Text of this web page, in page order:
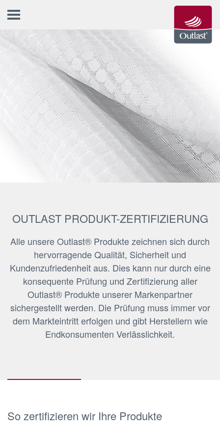
OUTLAST PRODUKT-ZERTIFIZIERUNG
Alle unsere Outlast® Produkte zeichnen sich durch
hervorragende Qualität, Sicherheit und
Kundenzufriedenheit aus. Dies kann nur durch eine
konsequente Prüfung und Zertifizierung aller
Outlast® Produkte unserer Markenpartner
sichergestellt werden. Die Prüfung muss immer vor
dem Markteintritt erfolgen und gibt Herstellern wie
Endkonsumenten Verlässlichkeit.
So zertifizieren wir Ihre Produkte